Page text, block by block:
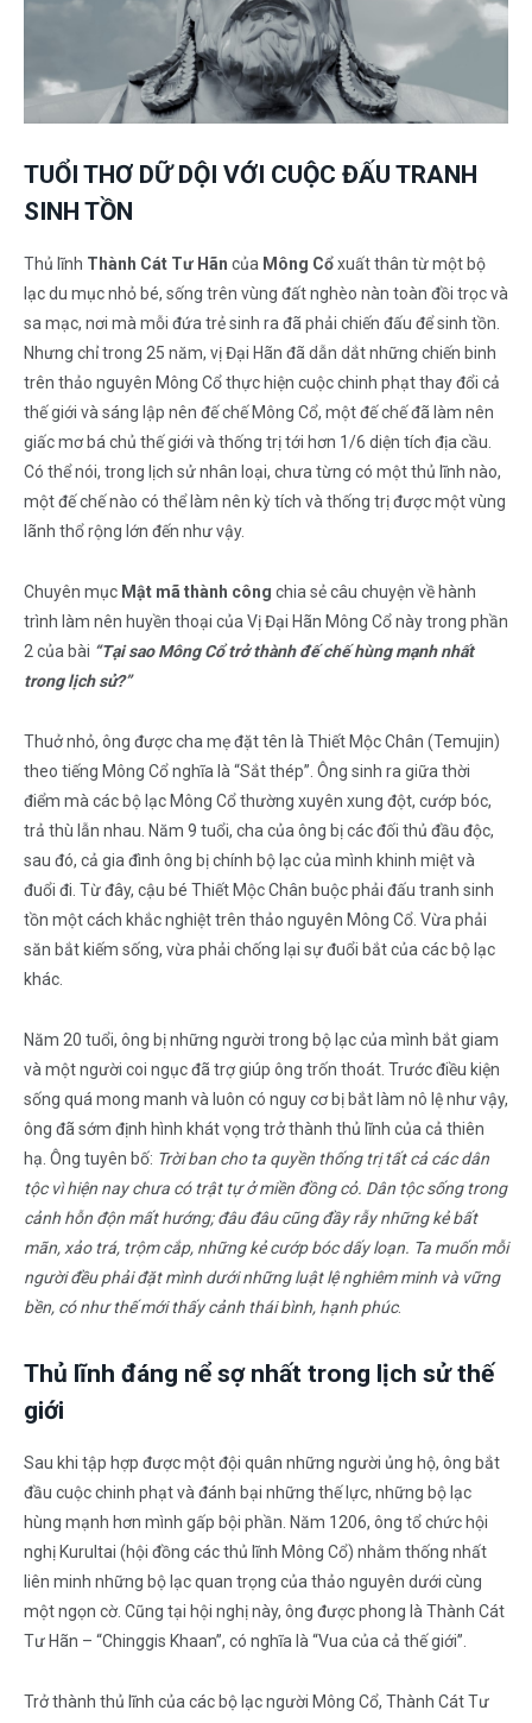
TUỔI THƠ DỮ DỘI VỚI CUỘC ĐẤU TRANH
SINH TỒN
Thủ lĩnh Thành Cát Tư Hãn của Mông Cổxuất thân từ một bộ
lạc du mục nhỏ bé, sống trên vùng đất nghèo nàn toàn đồi trọc và
sa mạc, nơi mà mỗi đứa trẻ sinh ra đã phải chiến đấu để sinh tồn.
Nhưng chỉ trong 25 năm, vị Đại Hãn đã dẫn dắt những chiến binh
trên thảo nguyên Mông Cổ thực hiện cuộc chinh phạt thay đổi cả
thế giới và sáng lập nên đế chế Mông Cổ, một đế chế đã làm nên
giấc mơ bá chủ thế giới và thống trị tới hơn 1/6 diện tích địa cầu.
Có thể nói, trong lịch sử nhân loại, chưa từng có một thủ lĩnh nào,
một đế chế nào có thể làm nên kỳ tích và thống trị được một vùng
lãnh thổ rộng lớn đến như vậy.
Chuyên mục Mật mã thành công chia sẻ câu chuyện về hành
trình làm nên huyền thoại của Vị Đại Hãn Mông Cổ này trong phần
2 của bài “Tại sao Mông Cổ trở thành đế chế hùng mạnh nhất
trong lịch sử?”
Thuở nhỏ, ông được cha mẹ đặt tên là Thiết Mộc Chân (Temujin)
theo tiếng Mông Cổ nghĩa là “Sắt thép”. Ông sinh ra giữa thời
điểm mà các bộ lạc Mông Cổ thường xuyên xung đột, cướp bóc,
trả thù lẫn nhau. Năm 9 tuổi, cha của ông bị các đối thủ đầu độc,
sau đó, cả gia đình ông bị chính bộ lạc của mình khinh miệt và
đuổi đi. Từ đây, cậu bé Thiết Mộc Chân buộc phải đấu tranh sinh
tồn một cách khắc nghiệt trên thảo nguyên Mông Cổ. Vừa phải
săn bắt kiếm sống, vừa phải chống lại sự đuổi bắt của các bộ lạc
khác.
Năm 20 tuổi, ông bị những người trong bộ lạc của mình bắt giam
và một người coi ngục đã trợ giúp ông trốn thoát. Trước điều kiện
sống quá mong manh và luôn có nguy cơ bị bắt làm nô lệ như vậy,
ông đã sớm định hình khát vọng trở thành thủ lĩnh của cả thiên
hạ. Ông tuyên bố: Trời ban cho ta quyền thống trị tất cả các dân
tộc vì hiện nay chưa có trật tự ở miền đồng cỏ. Dân tộc sống trong
cảnh hỗn độn mất hướng; đâu đâu cũng đầy rẫy những kẻ bất
mãn, xảo trá, trộm cắp, những kẻ cướp bóc dấy loạn. Ta muốn mỗi
người đều phải đặt mình dưới những luật lệ nghiêm minh và vững
bền, có như thế mới thấy cảnh thái bình, hạnh phúc.
Thủ lĩnh đáng nể sợ nhất trong lịch sử thế
giới
Sau khi tập hợp được một đội quân những người ủng hộ, ông bắt
đầu cuộc chinh phạt và đánh bại những thế lực, những bộ lạc
hùng mạnh hơn mình gấp bội phần. Năm 1206, ông tổ chức hội
nghị Kurultai (hội đồng các thủ lĩnh Mông Cổ) nhằm thống nhất
liên minh những bộ lạc quan trọng của thảo nguyên dưới cùng
một ngọn cờ. Cũng tại hội nghị này, ông được phong là Thành Cát
Tư Hãn – “Chinggis Khaan”, có nghĩa là “Vua của cả thế giới”.
Trở thành thủ lĩnh của các bộ lạc người Mông Cổ, Thành Cát Tư